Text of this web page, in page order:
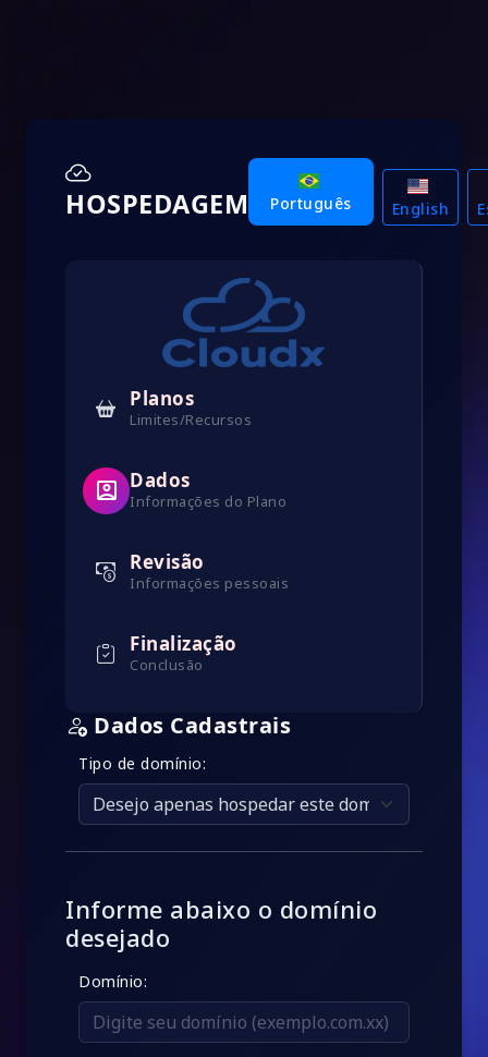
HOSPEDAGEM Português English
Planos
Limites/Recursos
account_box Dados
Informações do Plano
Revisão
Informações pessoais
Finalização
Conclusão
Dados Cadastrais
Tipo de domínio:
Informe abaixo o domínio
desejado
Domínio: